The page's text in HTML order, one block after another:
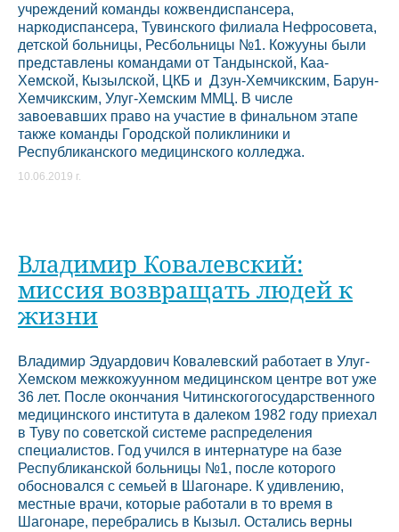
учреждений команды кожвендиспансера,
наркодиспансера, Тувинского филиала Нефросовета,
детской больницы, Ресбольницы №1. Кожууны были
представлены командами от Тандынской, Каа-
Хемской, Кызылской, ЦКБ и Дзун-Хемчикским, Барун-
Хемчикским, Улуг-Хемским ММЦ. В числе
завоевавших право на участие в финальном этапе
также команды Городской поликлиники и
Республиканского медицинского колледжа.
10.06.2019 г.
Владимир Ковалевский:
миссия возвращать людей к
жизни
Владимир Эдуардович Ковалевский работает в Улуг-
Хемском межкожуунном медицинском центре вот уже
36 лет. После окончания Читинскогогосударственного
медицинского института в далеком 1982 году приехал
в Туву по советской системе распределения
специалистов. Год учился в интернатуре на базе
Республиканской больницы №1, после которого
обосновался с семьей в Шагонаре. К удивлению,
местные врачи, которые работали в то время в
Шагонаре, перебрались в Кызыл. Остались верны